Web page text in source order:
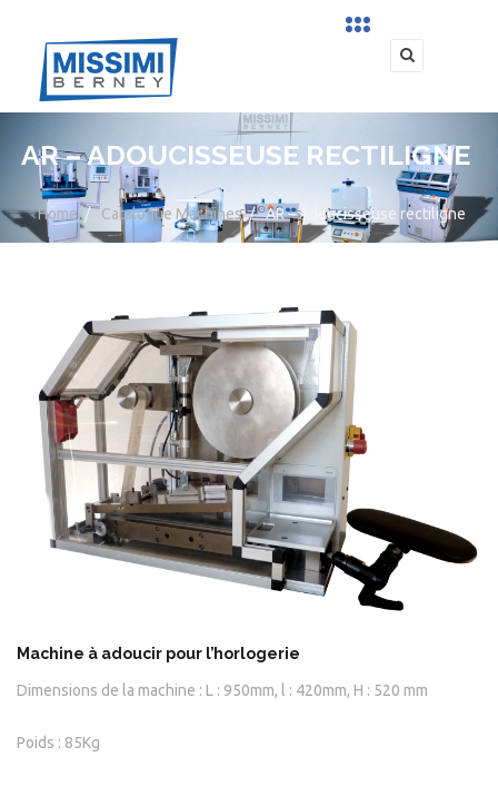
AR – ADOUCISSEUSE RECTILIGNE
Home / Catalogue Machines / AR – Adoucisseuse rectiligne
Machine à adoucir pour l’horlogerie
Dimensions de la machine : L : 950mm, l : 420mm, H : 520 mm
Poids : 85Kg